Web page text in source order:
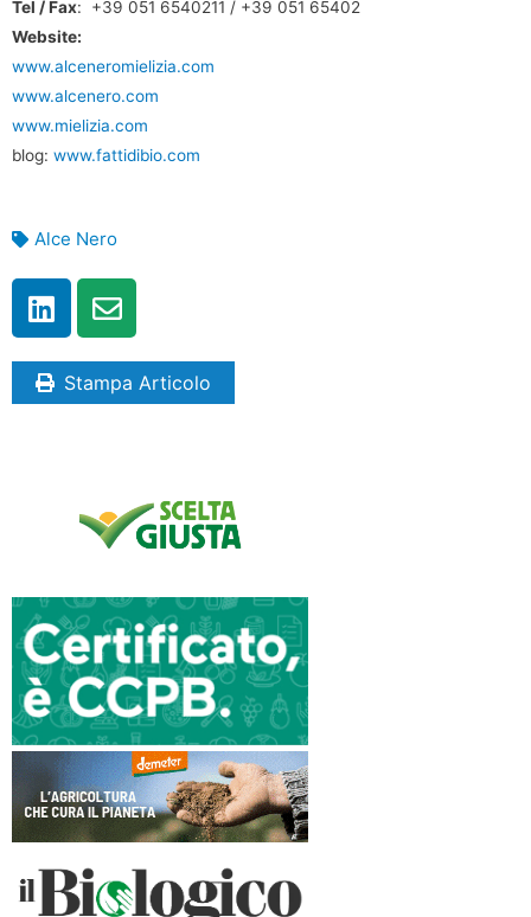
Tel / Fax: +39 051 6540211 / +39 051 65402
Website:
www.alceneromielizia.com
www.alcenero.com
www.mielizia.com
blog: www.fattidibio.com
Alce Nero
Stampa Articolo